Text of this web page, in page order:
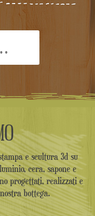
e scultura 3d su
cera, sapone e
progettati, realizzati e
bottega.